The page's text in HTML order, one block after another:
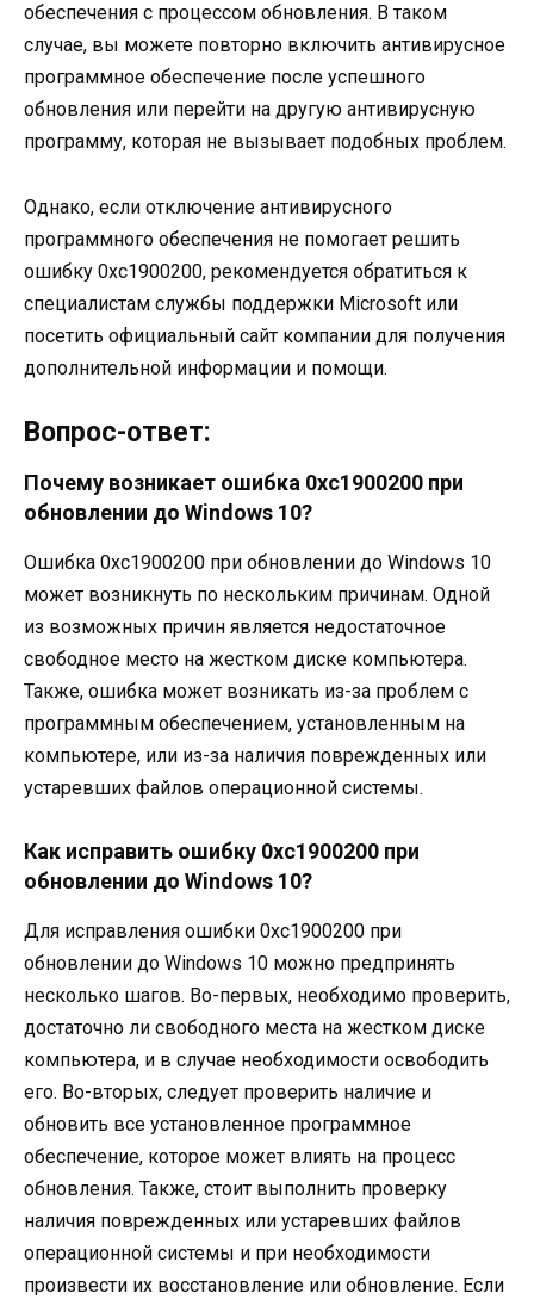
обеспечения с процессом обновления. В таком
случае, вы можете повторно включить антивирусное
программное обеспечение после успешного
обновления или перейти на другую антивирусную
программу, которая не вызывает подобных проблем.
Однако, если отключение антивирусного
программного обеспечения не помогает решить
ошибку 0xc1900200, рекомендуется обратиться к
специалистам службы поддержки Microsoft или
посетить официальный сайт компании для получения
дополнительной информации и помощи.
Вопрос-ответ:
Почему возникает ошибка 0xc1900200 при
обновлении до Windows 10?
Ошибка 0xc1900200 при обновлении до Windows 10
может возникнуть по нескольким причинам. Одной
из возможных причин является недостаточное
свободное место на жестком диске компьютера.
Также, ошибка может возникать из-за проблем с
программным обеспечением, установленным на
компьютере, или из-за наличия поврежденных или
устаревших файлов операционной системы.
Как исправить ошибку 0xc1900200 при
обновлении до Windows 10?
Для исправления ошибки 0xc1900200 при
обновлении до Windows 10 можно предпринять
несколько шагов. Во-первых, необходимо проверить,
достаточно ли свободного места на жестком диске
компьютера, и в случае необходимости освободить
его. Во-вторых, следует проверить наличие и
обновить все установленное программное
обеспечение, которое может влиять на процесс
обновления. Также, стоит выполнить проверку
наличия поврежденных или устаревших файлов
операционной системы и при необходимости
произвести их восстановление или обновление. Если